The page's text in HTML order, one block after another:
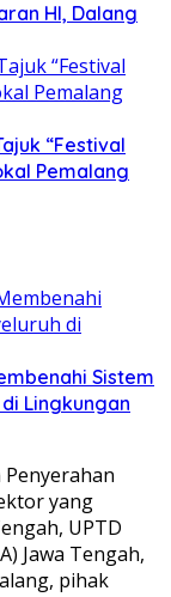
HI, Dalang
“Festival
Pemalang
Sistem
Lingkungan
yang
UPTD
Jawa Tengah,
pihak